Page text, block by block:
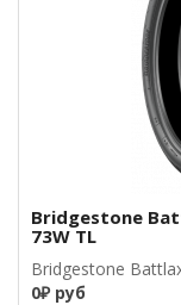
Bridgestone
73W TL
Bridgestone
0₽ руб